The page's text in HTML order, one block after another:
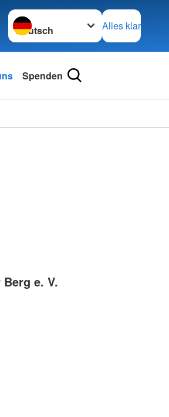
Sprache wechseln zu
Alles klar
Spenden
e. V.